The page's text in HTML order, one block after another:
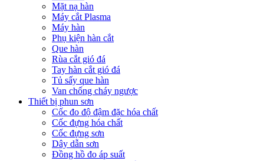
Mặt nạ hàn
Máy cắt Plasma
Máy hàn
Phụ kiện hàn cắt
Que hàn
Rùa cắt gió đá
Tay hàn cắt gió đá
Tủ sấy que hàn
Van chống cháy ngược
Thiết bị phun sơn
Cốc đo độ đậm đặc hóa chất
Cốc đựng hóa chất
Cốc đựng sơn
Dây dẫn sơn
Đồng hồ đo áp suất